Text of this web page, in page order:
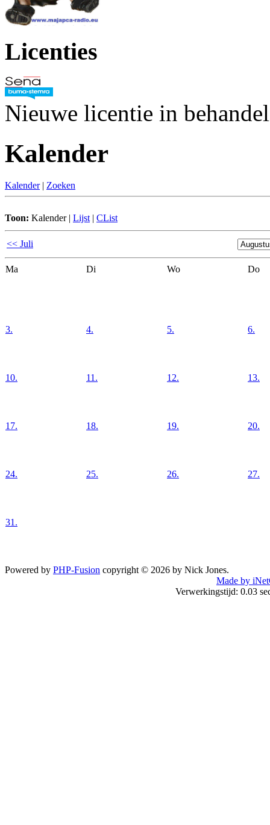
Licenties
Nieuwe licentie in
Kalender
Kalender | Zoeken
Toon: Kalender| Lijst | CList
<< Juli
Ma Di Wo Do
3. 4. 5. 6.
10. 11. 12. 13.
17. 18. 19. 20.
24. 25. 26. 27.
31.
Powered by PHP-Fusion copyright © 2026 by Nick Jones.
Made by
Verwerkingstijd: 0.03